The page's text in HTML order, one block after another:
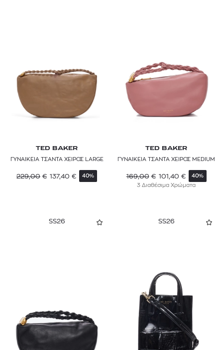
TED BAKER
ΓΥΝΑΙΚΕΙΑ ΤΣΑΝΤΑ ΧΕΙΡΟΣ LARGE
229,00 € 137,40 € 40%
TED BAKER
ΓΥΝΑΙΚΕΙΑ ΤΣΑΝΤΑ ΧΕΙΡΟΣ MEDIUM
169,00 € 101,40 € 40%
3 Διαθέσιμα Χρώματα
SS26 SS26